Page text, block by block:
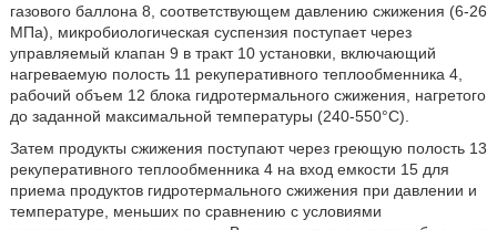
газового баллона 8, соответствующем давлению сжижения (6-26
МПа), микробиологическая суспензия поступает через
управляемый клапан 9 в тракт 10 установки, включающий
нагреваемую полость 11 рекуперативного теплообменника 4,
рабочий объем 12 блока гидротермального сжижения, нагретого
до заданной максимальной температуры (240-550°С).
Затем продукты сжижения поступают через греющую полость 13
рекуперативного теплообменника 4 на вход емкости 15 для
приема продуктов гидротермального сжижения при давлении и
температуре, меньших по сравнению с условиями